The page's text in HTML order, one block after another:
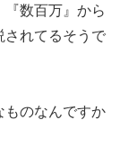
数百万』から
されてるそうで
ものなんですか